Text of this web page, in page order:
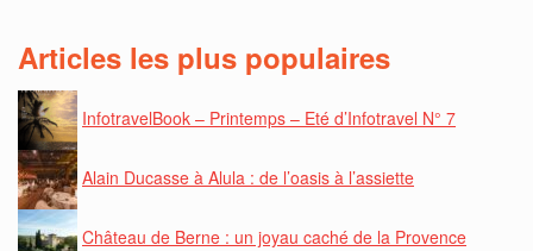
Articles les plus populaires
InfotravelBook – Printemps – Eté d’Infotravel N° 7
Alain Ducasse à Alula : de l’oasis à l’assiette
Château de Berne : un joyau caché de la Provence